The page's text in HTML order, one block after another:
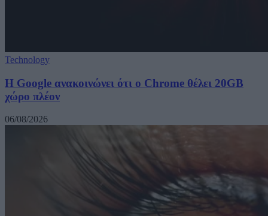
Technology
Η Google ανακοινώνει ότι ο Chrome θέλει 20GB
χώρο πλέον
06/08/2026